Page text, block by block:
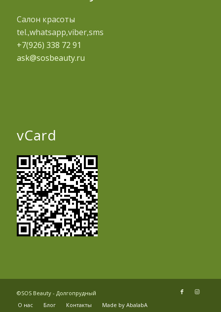
Салон красоты
tel.,whatsapp,viber,sms
+7(926) 338 72 91
ask@sosbeauty.ru
vCard
©SOS Beauty - Долгопрудный
О нас
Блог Контакты Made by AbalabA